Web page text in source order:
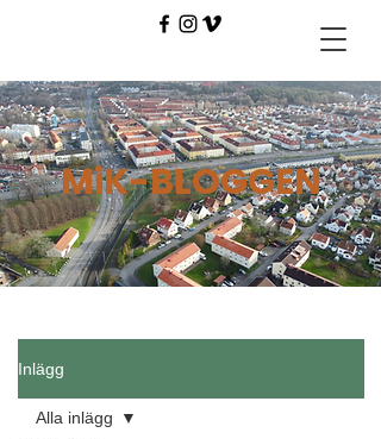
MiK-BLOGGEN
Inlägg
Alla inlägg